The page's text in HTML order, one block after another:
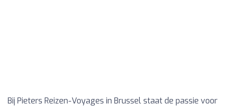
Bij Pieters Reizen-Voyages in Brussel staat de passie voor